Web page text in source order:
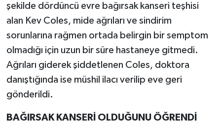
şekilde dördüncü evre bağırsak kanseri teşhisi
alan Kev Coles, mide ağrıları ve sindirim
sorunlarına rağmen ortada belirgin bir semptom
olmadığı için uzun bir süre hastaneye gitmedi.
Ağrıları giderek şiddetlenen Coles, doktora
danıştığında ise müshil ilacı verilip eve geri
gönderildi.
BAĞIRSAK KANSERİ OLDUĞUNU ÖĞRENDİ